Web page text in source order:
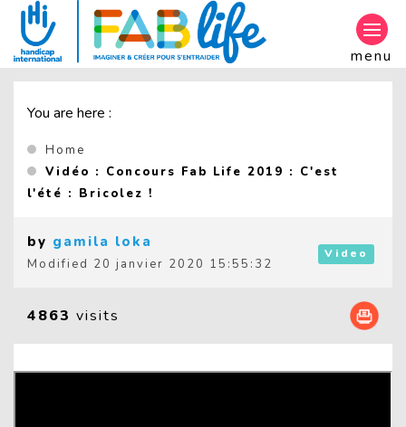
Aller au contenu principal
menu
You are here :
Home
Vidéo : Concours Fab Life 2019 : C'est
l'été : Bricolez !
by gamila loka
Modified 20 janvier 2020 15:55:32
Video
4863 visits